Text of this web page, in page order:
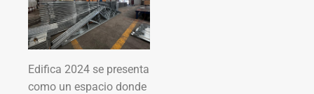
Edifica 2024 se presenta
como un espacio donde